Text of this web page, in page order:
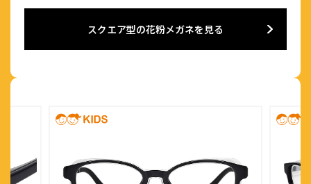
スクエア型の花粉メガネを見る